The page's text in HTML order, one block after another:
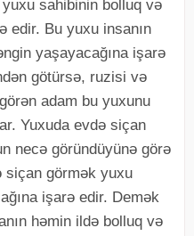
sahibinin bolluq və
edir. Bu yuxu insanın
yaşayacağına işarə
götürsə, ruzisi və
adam bu yuxunu
Yuxuda evdə siçan
necə göründüyünə görə
siçan görmək yuxu
işarə edir. Demək
həmin ildə bolluq və